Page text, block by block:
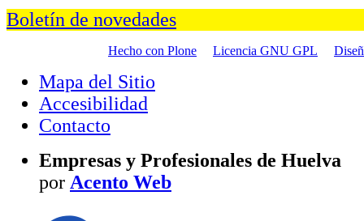
Boletín de novedades
Hecho con Plone Licencia GNU GPL
Mapa del Sitio
Accesibilidad
Contacto
Empresas y Profesionales de Huelva
por Acento Web